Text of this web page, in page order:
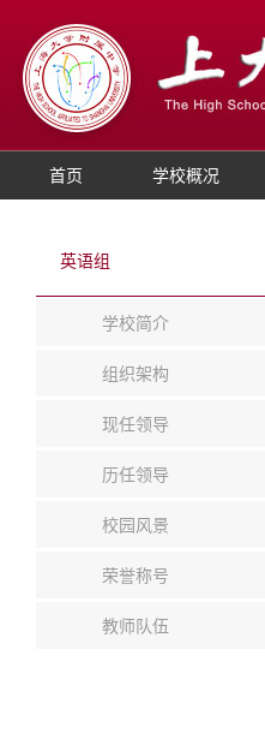
首页 学校概况
英语组
学校简介
组织架构
现任领导
历任领导
校园风景
荣誉称号
教师队伍